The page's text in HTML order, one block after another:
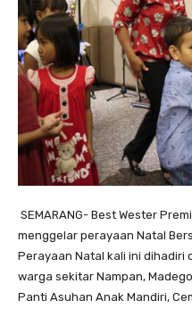
SEMARANG- Best Wester
menggelar perayaan Natal
Perayaan Natal kali ini dihadiri
warga sekitar Nampan,
Panti Asuhan Anak Mandiri,